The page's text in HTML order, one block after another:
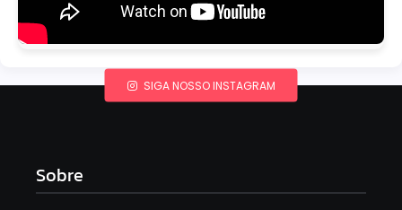
SIGA NOSSO INSTAGRAM
Sobre